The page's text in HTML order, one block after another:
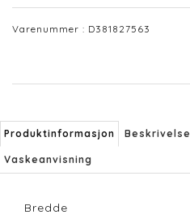
Varenummer : D381827563
Produktinformasjon Beskrivelse
Vaskeanvisning
Bredde